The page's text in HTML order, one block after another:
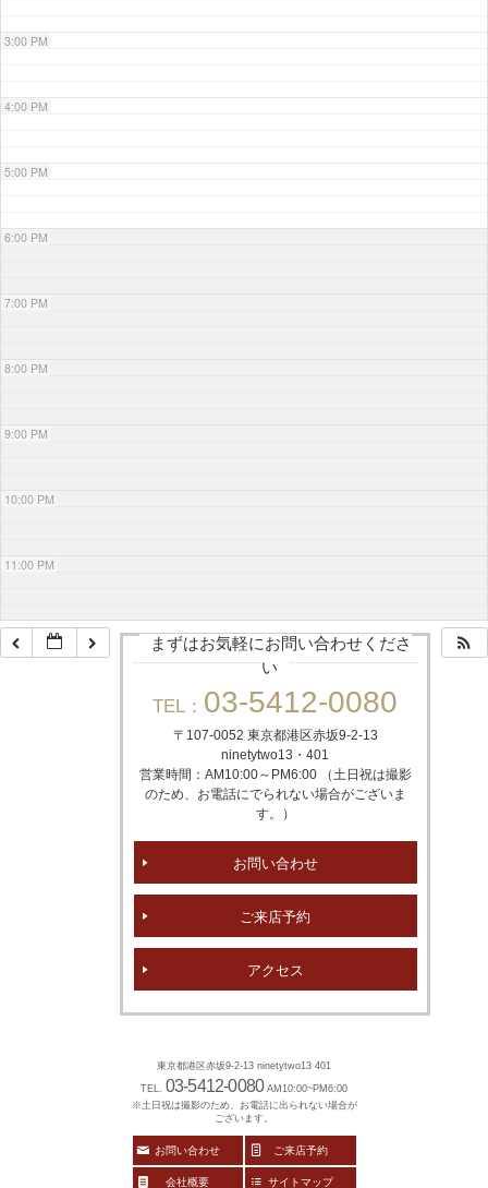
3:00 PM
4:00 PM
5:00 PM
6:00 PM
7:00 PM
8:00 PM
9:00 PM
10:00 PM
11:00 PM
まずはお気軽にお問い合わせくださ
い
TEL： 03-5412-0080
〒107-0052 東京都港区赤坂9-2-13
ninetytwo13・401
営業時間：AM10:00～PM6:00 （土日祝は撮影
のため、お電話にでられない場合がございま
す。）
お問い合わせ
ご来店予約
アクセス
東京都港区赤坂9-2-13 ninetytwo13 401
TEL. 03-5412-0080 AM10:00~PM6:00
※土日祝は撮影のため、お電話に出られない場合が
ございます。
お問い合わせ ご来店予約
会社概要 サイトマップ